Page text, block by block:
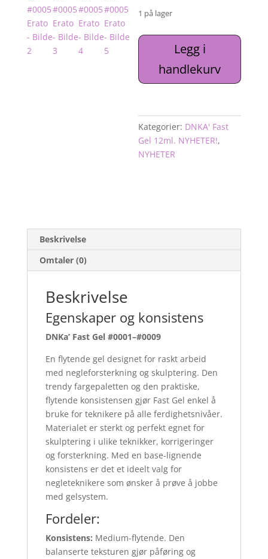
1 på lager
DNKa'
#0005
Legg i
handlekurv
Kategorier: DNKA' Fast
Gel 12ml. NYHETER!,
NYHETER
Beskrivelse
Omtaler (0)
Beskrivelse
Egenskaper og konsistens
DNKa’ Fast Gel #0001–#0009
En flytende gel designet for raskt arbeid
med negleforsterkning og skulptering. Den
trendy fargepaletten og den praktiske,
flytende konsistensen gjør Fast Gel enkel å
bruke for teknikere på alle ferdighetsnivåer.
Materialet er sterkt og perfekt egnet for
skulptering i ulike teknikker, korrigeringer
og forsterkning. Med en base-lignende
konsistens er det et ideelt valg for
negleteknikere som ønsker å prøve å jobbe
med gelsystem.
Fordeler:
Konsistens: Medium-flytende. Den
balanserte teksturen gjør påføring og